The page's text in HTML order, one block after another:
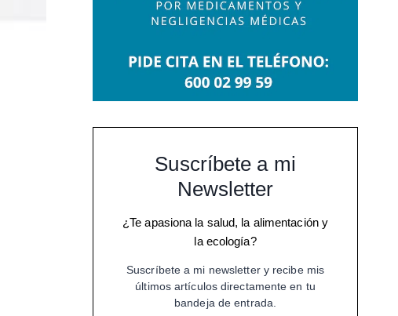
Suscríbete a mi
Newsletter
¿Te apasiona la salud, la alimentación y
la ecología?
Suscríbete a mi newsletter y recibe mis
últimos artículos directamente en tu
bandeja de entrada.